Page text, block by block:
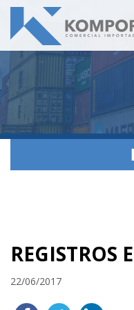
REGISTROS
22/06/2017